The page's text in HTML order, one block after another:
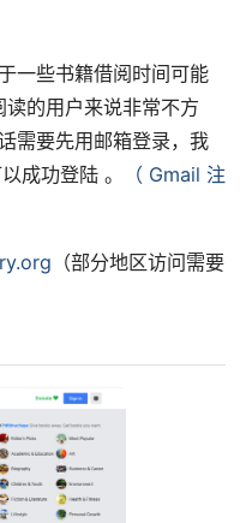
一些书籍借阅时间可能
的用户来说非常不方
需要先用邮箱登录，我
成功登陆 。
（ Gmail 注
（部分地区访问需要